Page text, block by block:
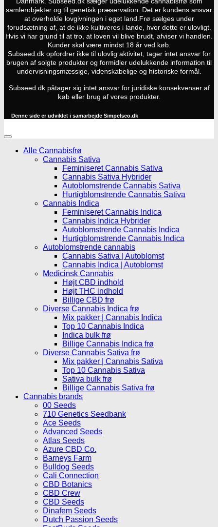
samlerobjekter og til genetisk præservation. Det er kundens ansvar
at overholde lovgivningen i eget land. Frø sælges under
forudsætning af, at de ikke kultiveres i lande, hvor dette er ulovligt.
Hvis vi har grund til at tro, at loven vil blive brudt, afviser vi handlen.
Kunder skal være mindst 18 år ved køb.
Subseed.dk opfordrer ikke til ulovlig aktivitet, tager intet ansvar for
brugen af solgte produkter og formidler udelukkende information til
undervisningsmæssige, videnskabelige og historiske formål.
Subseed.dk påtager sig intet ansvar for juridiske konsekvenser af
køb eller brug af vores produkter.
Denne side er udviklet i samarbejde Simpelseo.dk
Alle Cannabisfrø
Cannabis Sativa
Feminiseret Cannabis Sativa
Cannabis Sativa Hybrider
Autoblomstrende Cannabis Sativa
Hurtigblomstrende Cannabis Sativa
Cannabis Indica
Feminiseret Cannabis Indica
Cannabis Indica Hybrider
Autoblomstrende Cannabis Indica
Hurtigblomstrende Cannabis Indica
Autoblomstrende cannabis
Cannabis Sativa | Autoblomst
Cannabis Indica | Autoblomst
Medicinsk Cannabis
Højt CBD indhold
Højt THC indhold
Billige CBD frø
Diverse Cannabis Indica frø
Mix pakker | Cannabis Indica
Top 10 Cannabis Indica
Indica bulk frø
Billige Cannabis Indica frø
Diverse Cannabis Sativa frø
Mix pakker | Cannabis Sativa
Top 10 Cannabis Sativa
Sativa bulk frø
Billige Cannabis Sativa frø
Cannabis brands
00 Seeds
710 Genetics Seedbank
Ace Seeds
Advanced Seeds
Atlas Seeds
Azure CBD Co.
Barneys Farm
Bulldog Seeds
Cali Connection
CBD Botanics
CBD Crew
CBD Seeds
Dinafem Seeds
Dutch Passion Seeds